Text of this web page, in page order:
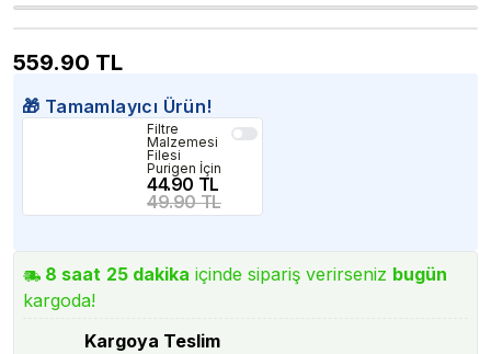
559.90 TL
🎁 Tamamlayıcı Ürün!
Filtre
Malzemesi
Filesi
Purigen İçin
44.90 TL
49.90 TL
8 saat 25 dakika içinde sipariş verirseniz bugün
kargoda!
Kargoya Teslim